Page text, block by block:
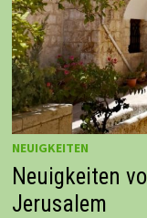
NEUIGKEITEN
Neuigkeiten
Jerusalem